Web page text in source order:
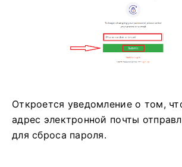
Откроется уведомление о том,
адрес электронной почты
для сброса пароля.